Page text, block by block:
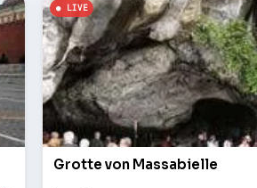
Grotte von Massabielle